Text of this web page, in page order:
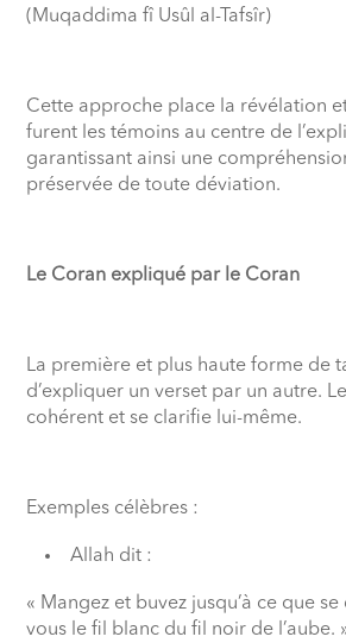
(Muqaddima fî Usûl al-Tafsîr)
Cette approche place la révélation
furent les témoins au centre de
garantissant ainsi une
préservée de toute déviation.
Le Coran expliqué par le Coran
La première et plus haute forme de
d’expliquer un verset par un autre.
cohérent et se clarifie lui-même.
Exemples célèbres :
Allah dit :
« Mangez et buvez jusqu’à ce que
vous le fil blanc du fil noir de l’aube.